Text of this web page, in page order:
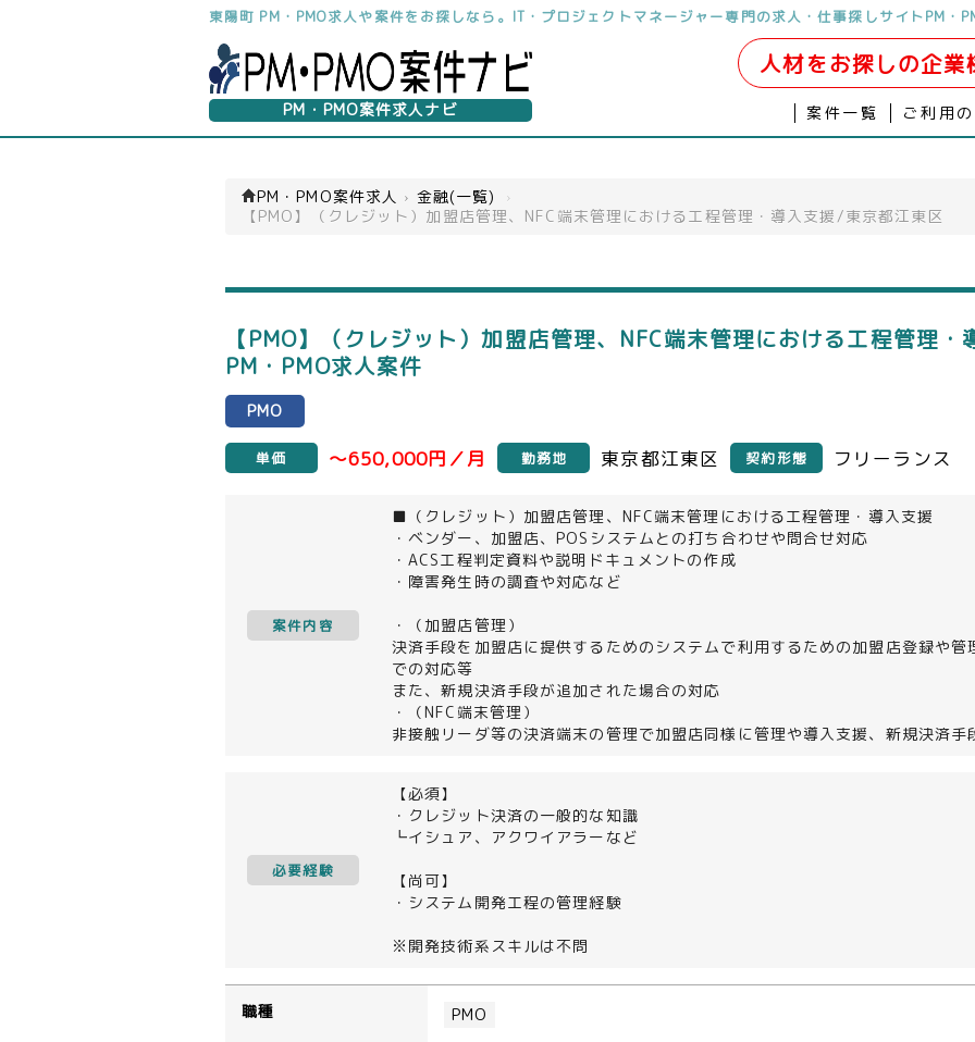
東陽町 PM・PMO求人や案件をお探しなら。IT・プロジェクトマネージャー専門の求人・仕事探しサイトPM・
PM・PMO案件求人ナビ
人材をお探しの企業
案件一覧 ご利用
PM・PMO案件求人 › 金融(一覧)
›
【PMO】（クレジット）加盟店管理、NFC端末管理における工程管理・導入支援/東京都江東区
【PMO】（クレジット）加盟店管理、NFC端末管理における工程管理
PM・PMO求人案件
PMO
単価 ～650,000円／月 勤務地 東京都江東区 契約形態 フリーランス
案件内容
■（クレジット）加盟店管理、NFC端末管理における工程管理・導入支援
・ベンダー、加盟店、POSシステムとの打ち合わせや問合せ対応
・ACS工程判定資料や説明ドキュメントの作成
・障害発生時の調査や対応など
・（加盟店管理）
決済手段を加盟店に提供するためのシステムで利用するための加盟店登録や
での対応等
また、新規決済手段が追加された場合の対応
・（NFC端末管理）
非接触リーダ等の決済端末の管理で加盟店同様に管理や導入支援、新規決済手
必要経験
【必須】
・クレジット決済の一般的な知識
┗イシュア、アクワイアラーなど
【尚可】
・システム開発工程の管理経験
※開発技術系スキルは不問
職種 PMO